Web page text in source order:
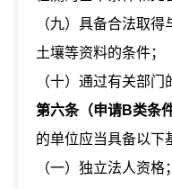
（九）具备合法取得
土壤等资料的条件；
（十）通过有关部门
第六条（申请B类条件
的单位应当具备以下
（一）独立法人资格；